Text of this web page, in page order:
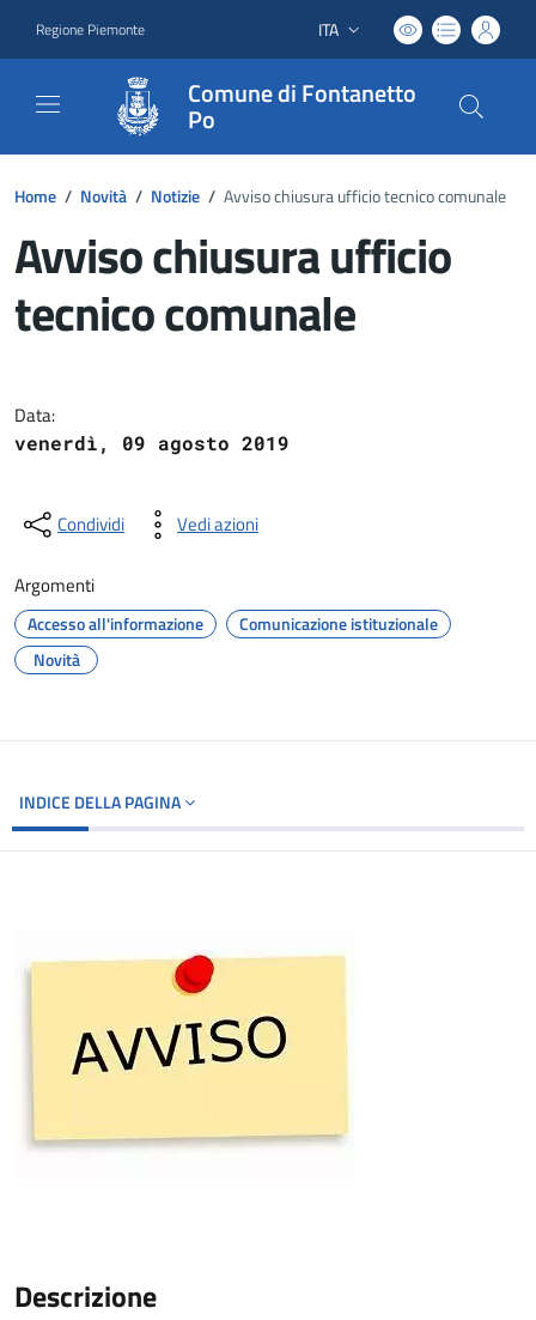
Regione Piemonte Lingua attiva:
ITA
Comune di Fontanetto
Po
Home / Novità / Notizie / Avviso chiusura ufficio tecnico comunale
Avviso chiusura ufficio
tecnico comunale
Data:
venerdì, 09 agosto 2019
Condividi Vedi azioni
Argomenti
Accesso all'informazione
Comunicazione istituzionale
Novità
INDICE DELLA PAGINA
Descrizione